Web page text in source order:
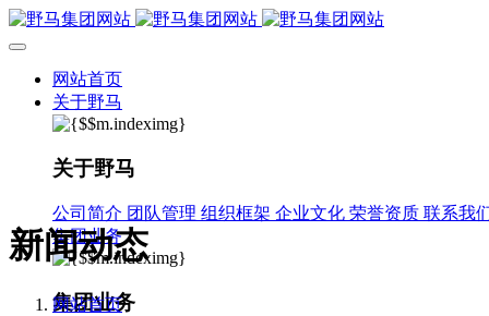
网站首页
关于野马
关于野马
公司简介 团队管理 组织框架 企业文化 荣誉资质 联系我
集团业务
集团业务
新闻动态
网站首页